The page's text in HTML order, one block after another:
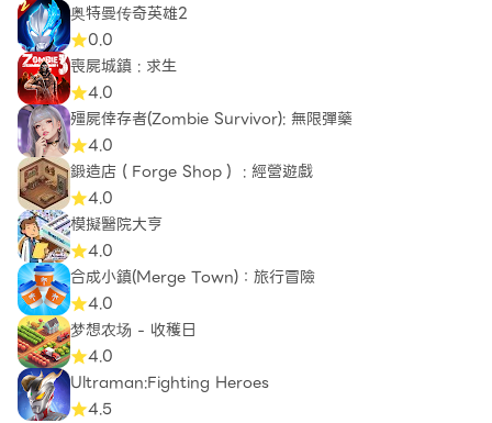
奥特曼传奇英雄2
0.0
喪屍城鎮 : 求生
4.0
殭屍倖存者(Zombie Survivor): 無限彈藥
4.0
鍛造店（Forge Shop） : 經營遊戲
4.0
模擬醫院大亨
4.0
合成小鎮(Merge Town)：旅行冒險
4.0
梦想农场 - 收穫日
4.0
Ultraman:Fighting Heroes
4.5